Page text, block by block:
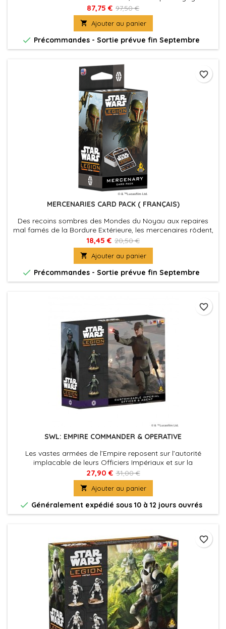
le combat contre les Rebelles pour des parties épiques de
Star Wars™: Legion.
87,75 € 97,50 €
 Ajouter au panier
 Précommandes - Sortie prévue fin Septembre
MERCENARIES CARD PACK ( FRANÇAIS)
Des recoins sombres des Mondes du Noyau aux repaires
mal famés de la Bordure Extérieure, les mercenaires rôdent,
toujours prêts à vendre leurs compétences au plus offrant.
18,45 € 20,50 €
 Ajouter au panier
 Précommandes - Sortie prévue fin Septembre
favorite_border
SWL: EMPIRE COMMANDER & OPERATIVE
Les vastes armées de l’Empire reposent sur l’autorité
implacable de leurs Officiers Impériaux et sur la
détermination de leurs Agents.
27,90 € 31,00 €
 Ajouter au panier
 Généralement expédié sous 10 à 12 jours ouvrés
favorite_border
favorite_border